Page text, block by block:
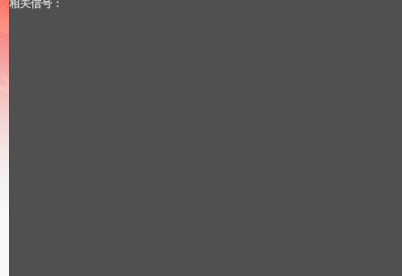
相关信号：